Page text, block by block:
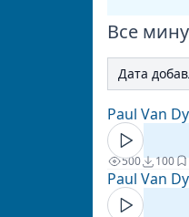
Все
Дата
Paul Van
500 100
Paul Van